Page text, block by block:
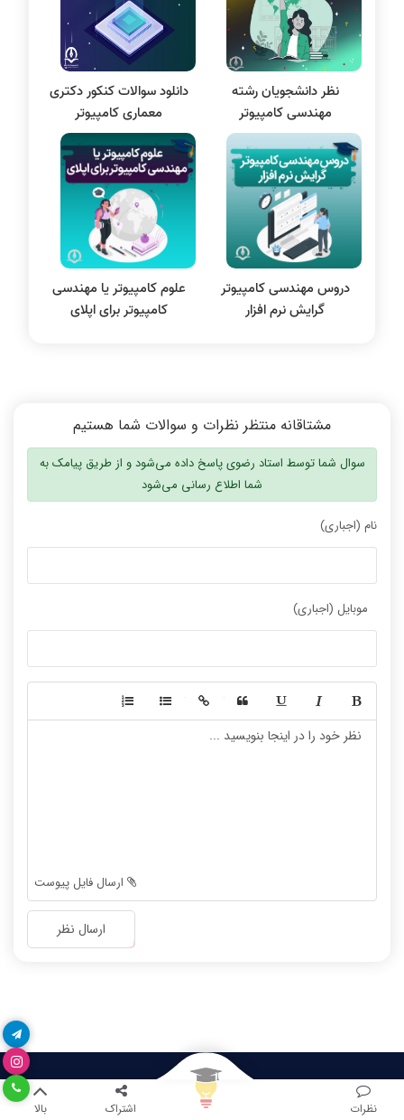
نظرات اشتراک بالا
علم داده
مقاله نویسی
بلاکچین
پایگاه داده
الکترونیک دیجیتال
سیستم عامل
نظریه زبانها
سیگنال و سیستمها
نظر دانشجویان رشته
مهندسی کامپیوتر
دانلود سوالات کنکور دکتری
معماری کامپیوتر
دروس مهندسی کامپیوتر
گرایش نرم افزار
علوم کامپیوتر یا مهندسی
کامپیوتر برای اپلای
مشتاقانه منتظر نظرات و سوالات شما هستیم
سوال شما توسط استاد رضوی پاسخ داده می‌شود و از طریق پیامک به
شما اطلاع رسانی می‌شود
نام (اجباری)
موبایل (اجباری)
-
-
-
-
-
-
ارسال نظر